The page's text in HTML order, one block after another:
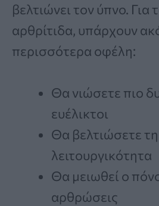
βελτιώνει τον ύπνο. Για
αρθρίτιδα, υπάρχουν
περισσότερα οφέλη:
Θα νιώσετε πιο
ευέλικτοι
Θα βελτιώσετε τη
λειτουργικότητα
Θα μειωθεί ο
αρθρώσεις